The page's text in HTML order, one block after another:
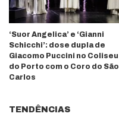
‘Suor Angelica’ e ‘Gianni
Schicchi’: dose dupla de
Giacomo Puccini no Coliseu
do Porto com o Coro do São
Carlos
TENDÊNCIAS